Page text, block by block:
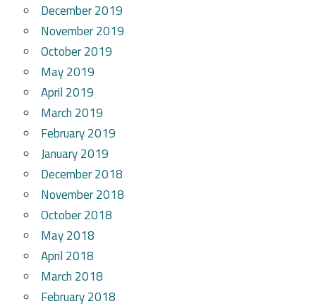
December 2019
November 2019
October 2019
May 2019
April 2019
March 2019
February 2019
January 2019
December 2018
November 2018
October 2018
May 2018
April 2018
March 2018
February 2018